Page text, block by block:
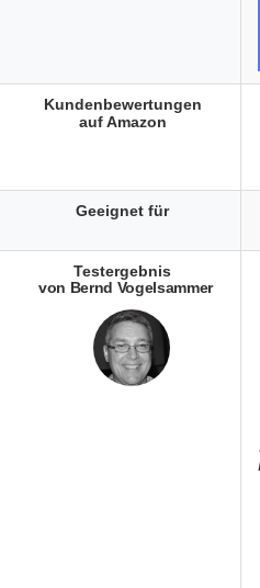
Kundenbewertungen
auf Amazon
Geeignet für
Testergebnis
von Bernd Vogelsammer